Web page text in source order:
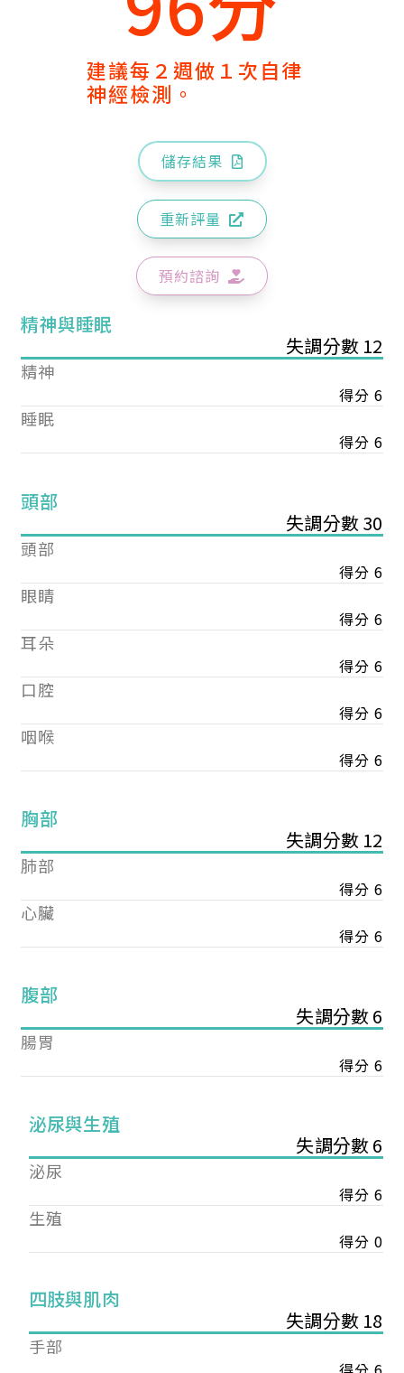
建議每２週做１次自律
神經檢測。
儲存結果
重新評量
預約諮詢
精神與睡眠
失調分數 12
精神
得分 6
睡眠
得分 6
頭部
失調分數 30
頭部
得分 6
眼睛
得分 6
耳朵
得分 6
口腔
得分 6
咽喉
得分 6
胸部
失調分數 12
肺部
得分 6
心臟
得分 6
腹部
失調分數 6
腸胃
得分 6
泌尿與生殖
失調分數 6
泌尿
得分 6
生殖
得分 0
四肢與肌肉
失調分數 18
手部
您已成功送出會員申請
您好，您的會員申請，已成功送出，經本協會理事
會審核通過後即通知您進行繳費，繳費資訊如下